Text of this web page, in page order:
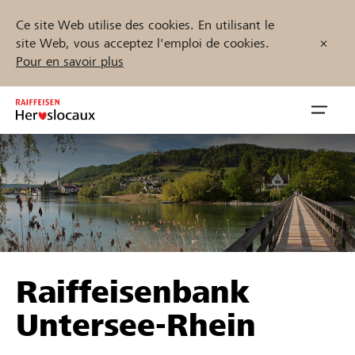
Ce site Web utilise des cookies. En utilisant le
site Web, vous acceptez l'emploi de cookies.
Pour en savoir plus
Inhalt
springen
öffnen
Parrainer
Soutien & assistance
Trouvez des projets et des organisations
Démarrez maintenant
Raiffeisenbank
Untersee-Rhein